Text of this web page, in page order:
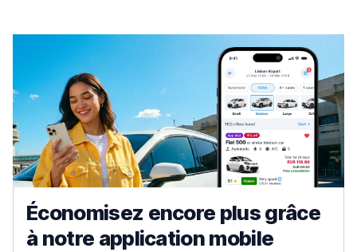
Économisez encore plus grâce
à notre application mobile